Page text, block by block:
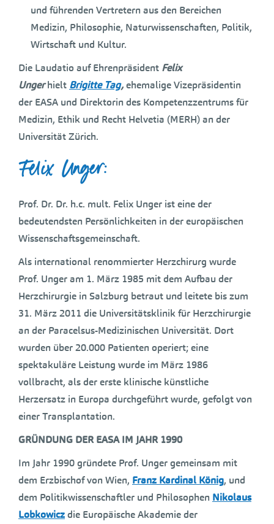
und führenden Vertretern aus den Bereichen
Medizin, Philosophie, Naturwissenschaften, Politik,
Wirtschaft und Kultur.
Die Laudatio auf Ehrenpräsident Felix
Ungerhielt Brigitte Tag,ehemalige Vizepräsidentin
der EASA und Direktorin des Kompetenzzentrums für
Medizin, Ethik und Recht Helvetia (MERH) an der
Universität Zürich.
Felix Unger:
Prof. Dr. Dr. h.c. mult. Felix Unger ist eine der
bedeutendsten Persönlichkeiten in der europäischen
Wissenschaftsgemeinschaft.
Als international renommierter Herzchirurg wurde
Prof. Unger am 1. März 1985 mit dem Aufbau der
Herzchirurgie in Salzburg betraut und leitete bis zum
31. März 2011 die Universitätsklinik für Herzchirurgie
an der Paracelsus-Medizinischen Universität. Dort
wurden über 20.000 Patienten operiert; eine
spektakuläre Leistung wurde im März 1986
vollbracht, als der erste klinische künstliche
Herzersatz in Europa durchgeführt wurde, gefolgt von
einer Transplantation.
GRÜNDUNG DER EASA IM JAHR 1990
Im Jahr 1990 gründete Prof. Unger gemeinsam mit
dem Erzbischof von Wien, Franz Kardinal König, und
dem Politikwissenschaftler und Philosophen Nikolaus
Lobkowiczdie Europäische Akademie der